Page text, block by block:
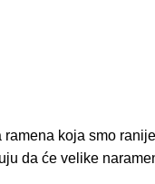
koja smo
da će velike